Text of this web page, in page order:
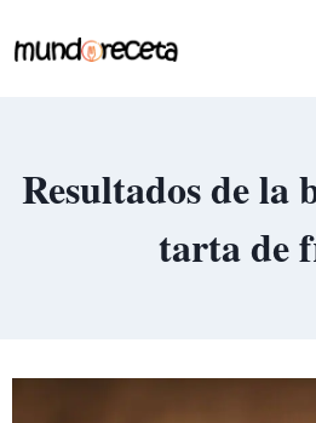
al
Resultados de la
tarta de